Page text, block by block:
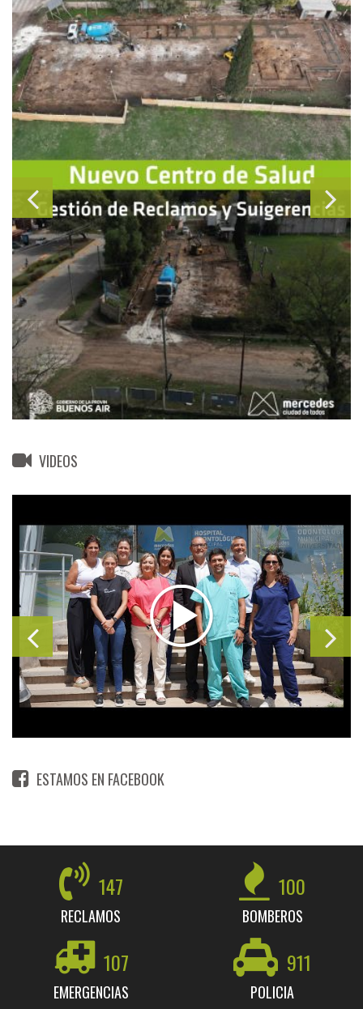
VIDEOS
ESTAMOS EN FACEBOOK
147
RECLAMOS
100
BOMBEROS
107
EMERGENCIAS
911
POLICIA